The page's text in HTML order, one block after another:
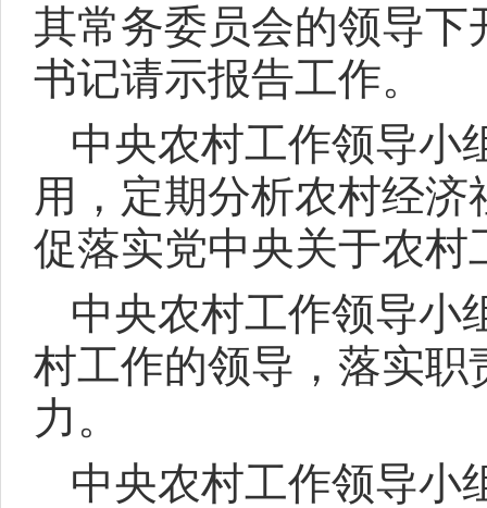
其常务委员会的领导
书记请示报告工作。
中央农村工作领导小
用，定期分析农村经
促落实党中央关于农村
中央农村工作领导小
村工作的领导，落实
力。
中央农村工作领导小